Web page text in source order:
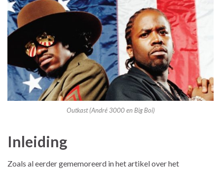
Outkast (André 3000 en Big Boi)
Inleiding
Zoals al eerder gememoreerd in het artikel over het